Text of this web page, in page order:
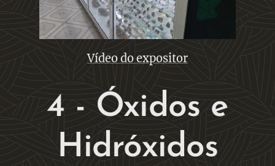
Vídeo do expositor
4 - Óxidos e
Hidróxidos